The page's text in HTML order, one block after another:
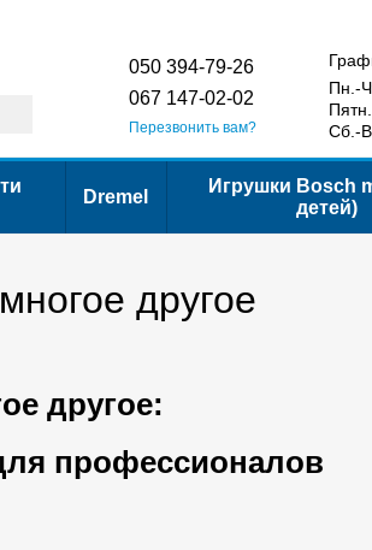
050 394-79-26
067 147-02-02
Перезвонить вам?
Пн.-
Сб.-
Dremel
Игрушки Bosch
детей)
другое
другое:
профессионалов